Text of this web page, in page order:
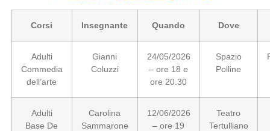
Corsi Insegnante Quando Dove
Adulti
Commedia
dell’arte
Gianni
Coluzzi
24/05/2026
– ore 18 e
ore 20.30
Spazio
Polline
Adulti
Base De
Carolina
Sammarone
12/06/2026
– ore 19
Teatro
Tertulliano